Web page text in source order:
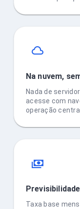
Na nuvem,
Nada de
acesse com
operação
Taxa base